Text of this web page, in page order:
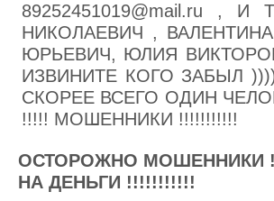
89252451019@mail.ru
НИКОЛАЕВИЧ ,
ЮРЬЕВИЧ, ЮЛИЯ
ИЗВИНИТЕ КОГО ЗАБЫЛ
СКОРЕЕ ВСЕГО ОДИН
!!!!! МОШЕННИКИ !!!!!!!!!!!
ОСТОРОЖНО МОШЕННИКИ
НА ДЕНЬГИ !!!!!!!!!!!